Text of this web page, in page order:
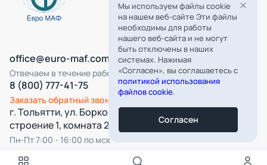
Все категории
office@euro-maf.com
Отвечаем в течение рабочего дня
8 (800) 777-41-75
Заказать обратный звонок
г. Тольятти, ул. Борковская, д. 16,
строение 1, комната 22
Пн-Пт 7:00 - 16:00 по мск
Мы используем файлы cookie
на нашем веб-сайте Эти файлы
необходимы для работы
нашего веб-сайта и не могут
быть отключены в наших
системах. Нажимая
«Согласен», вы соглашаетесь с
политикой использования
файлов cookie.
Согласен